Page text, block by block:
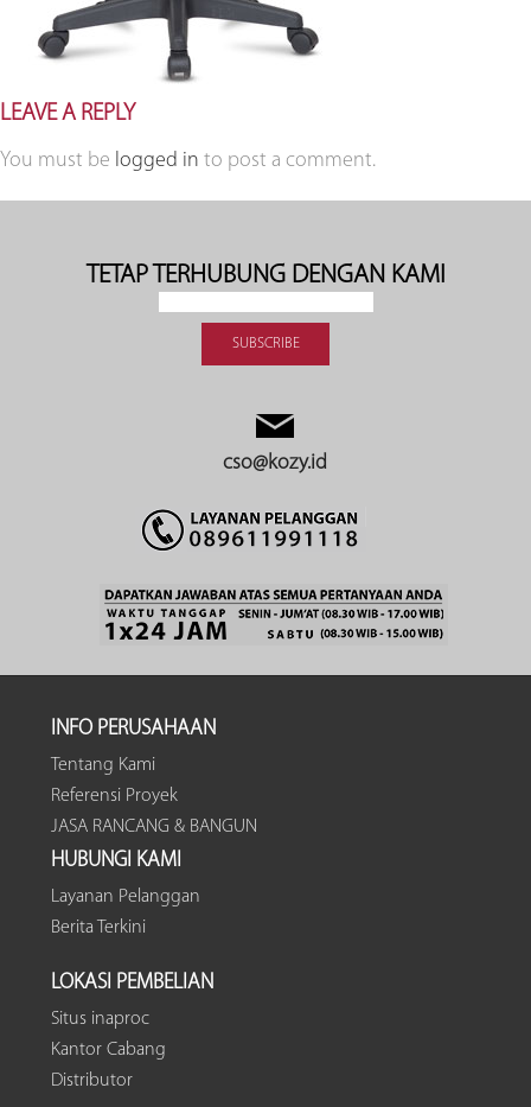
LEAVE A REPLY
You must be logged in to post a comment.
TETAP TERHUBUNG DENGAN KAMI
cso@kozy.id
INFO PERUSAHAAN
Tentang Kami
Referensi Proyek
JASA RANCANG & BANGUN
HUBUNGI KAMI
Layanan Pelanggan
Berita Terkini
LOKASI PEMBELIAN
Situs inaproc
Kantor Cabang
Distributor